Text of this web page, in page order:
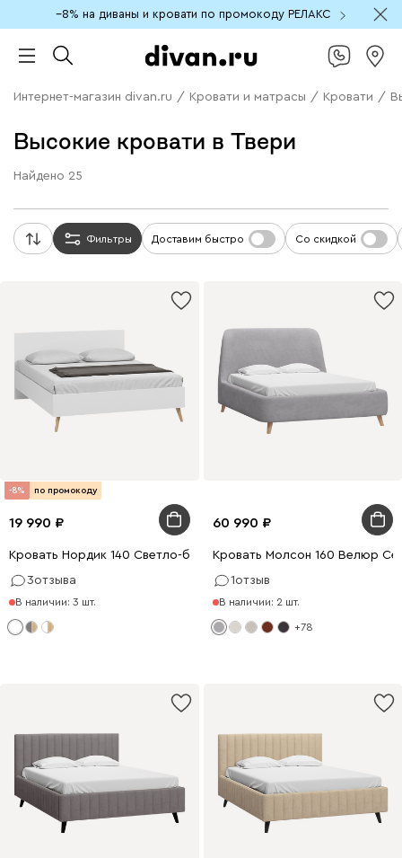
−8% на диваны и кровати по промокоду РЕЛАКС
Интернет-магазин divan.ru / Кровати и матрасы / Кровати /
Высокие кровати в Твери
Найдено 25
Фильтры Доставим быстро Со скидкой
-8% по промокоду
19 990
Кровать Нордик 140 Светло-бежевый
3отзыва
В наличии: 3 шт.
60 990
Кровать Молсон 160 Велюр
1отзыв
В наличии: 2 шт.
+78